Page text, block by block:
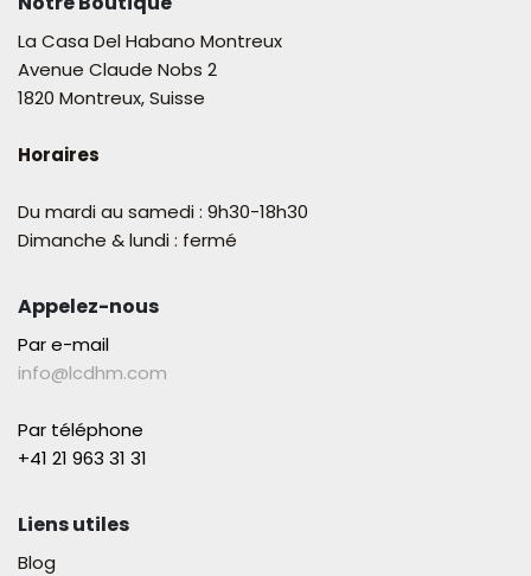
La Casa Del Habano Montreux
Avenue Claude Nobs 2
1820 Montreux, Suisse
Horaires
Du mardi au samedi : 9h30-18h30
Dimanche & lundi : fermé
Appelez-nous
Par e-mail
info@lcdhm.com
Par téléphone
+41 21 963 31 31​
Liens utiles
Blog